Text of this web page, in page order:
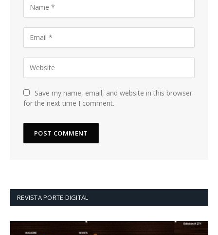
Save my name, email, and website in this browser
for the next time I comment.
REVISTA PORTE DIGITAL